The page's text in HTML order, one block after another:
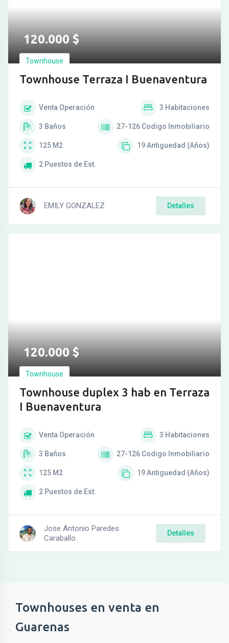
120.000$
Townhouse
Townhouse Terraza I Buenaventura
Venta Operación 3 Habitaciones
3 Baños 27-126 Codigo Inmobiliario
125 M2 19Antiguedad (Años)
2 Puestos de Est.
EMILY GONZALEZ Detalles
120.000$
Townhouse
Townhouse duplex 3 hab en Terraza
I Buenaventura
Venta Operación 3 Habitaciones
3 Baños 27-126 Codigo Inmobiliario
125 M2 19Antiguedad (Años)
2 Puestos de Est.
Jose Antonio Paredes
Caraballo
Detalles
Townhouses en venta en
Guarenas